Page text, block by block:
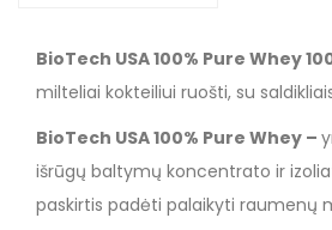
BioTech USA 100% Pure Whey
milteliai kokteiliui ruošti, su
BioTech USA 100% Pure Whey –
išrūgų baltymų koncentrato ir
paskirtis padėti palaikyti raumenų